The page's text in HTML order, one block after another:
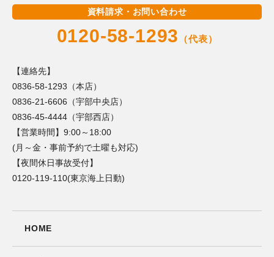
資料請求・お問い合わせ
0120-58-1293 （代表）
【連絡先】
0836-58-1293（本店）
0836-21-6606（宇部中央店）
0836-45-4444（宇部西店）
【営業時間】9:00～18:00
(月～金・事前予約で土曜も対応)
【夜間休日事故受付】
0120-119-110(東京海上日動)
HOME